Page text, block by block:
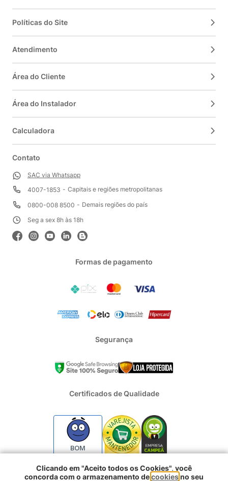
Políticas do Site
Atendimento
Área do Cliente
Área do Instalador
Calculadora
Contato
SAC via Whatsapp
4007-1853
Capitais e regiões metropolitanas
0800-008 8500
Demais regiões do país
Seg a sex 8h às 18h
Formas de pagamento
Segurança
Certificados de Qualidade
BOM
Clicando em "Aceito todos os Cookies", você
concorda com o armazenamento decookiesno seu